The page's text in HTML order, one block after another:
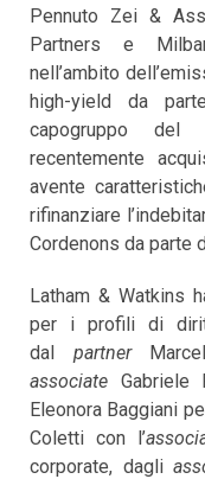
Pennuto Zei &
Partners e
nell’ambito
high-yield da
capogruppo del
recentemente
avente
rifinanziare
Cordenons da parte
Latham & Watkins
per i profili di
dal partner
associate Gabriele
Eleonora Baggiani
Coletti con l’
corporate, dagli